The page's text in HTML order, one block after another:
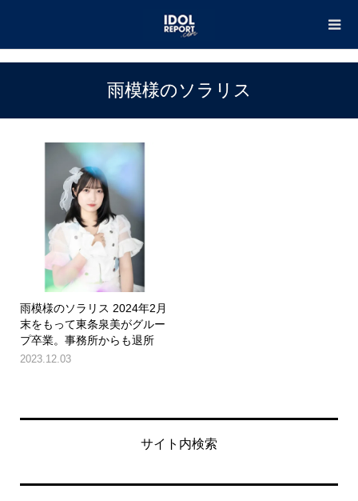
雨模様のソラリス
雨模様のソラリス 2024年2月
末をもって東条泉美がグルー
プ卒業。事務所からも退所
2023.12.03
サイト内検索